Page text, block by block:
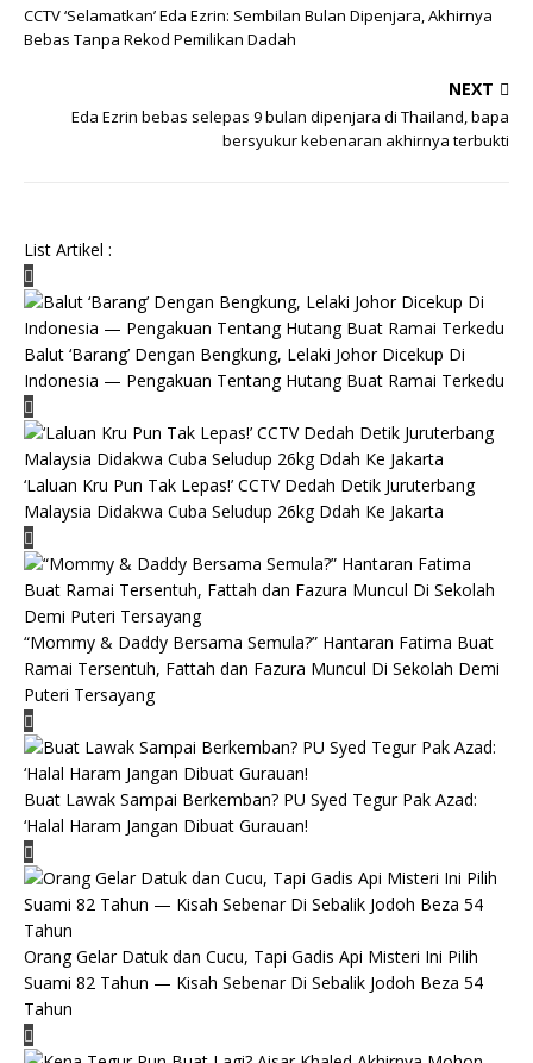
CCTV ‘Selamatkan’ Eda Ezrin: Sembilan Bulan Dipenjara, Akhirnya
Bebas Tanpa Rekod Pemilikan Dadah
NEXT
Eda Ezrin bebas selepas 9 bulan dipenjara di Thailand, bapa
bersyukur kebenaran akhirnya terbukti
List Artikel :
Balut ‘Barang’ Dengan Bengkung, Lelaki Johor Dicekup Di
Indonesia — Pengakuan Tentang Hutang Buat Ramai Terkedu
‘Laluan Kru Pun Tak Lepas!’ CCTV Dedah Detik Juruterbang
Malaysia Didakwa Cuba Seludup 26kg Ddah Ke Jakarta
“Mommy & Daddy Bersama Semula?” Hantaran Fatima Buat
Ramai Tersentuh, Fattah dan Fazura Muncul Di Sekolah Demi
Puteri Tersayang
Buat Lawak Sampai Berkemban? PU Syed Tegur Pak Azad:
‘Halal Haram Jangan Dibuat Gurauan!
Orang Gelar Datuk dan Cucu, Tapi Gadis Api Misteri Ini Pilih
Suami 82 Tahun — Kisah Sebenar Di Sebalik Jodoh Beza 54
Tahun